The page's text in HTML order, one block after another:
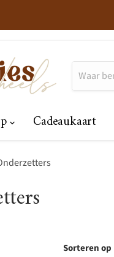
Cadeaukaart
Sorteren op